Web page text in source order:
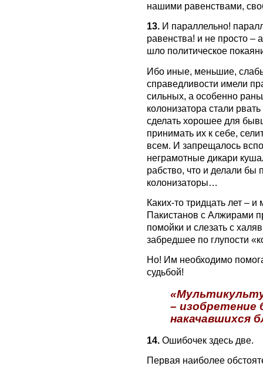
нашими равенствами,
13. И параллельно!
равенства! и не просто –
шло политическое
Ибо иные, меньшие,
справедливости имели
сильных, а особенно
колонизатора стали
сделать хорошее для
принимать их к себе,
всем. И запрещалось
неграмотные дикари
рабство, что и делали бы
колонизаторы…
Каких-то тридцать лет –
Пакистанов с Алжирами
помойки и слезать с
забредшее по глупости
Но! Им необходимо
судьбой!
– изобретение
накачавшихся
14. Ошибочек здесь две.
Первая наиболее